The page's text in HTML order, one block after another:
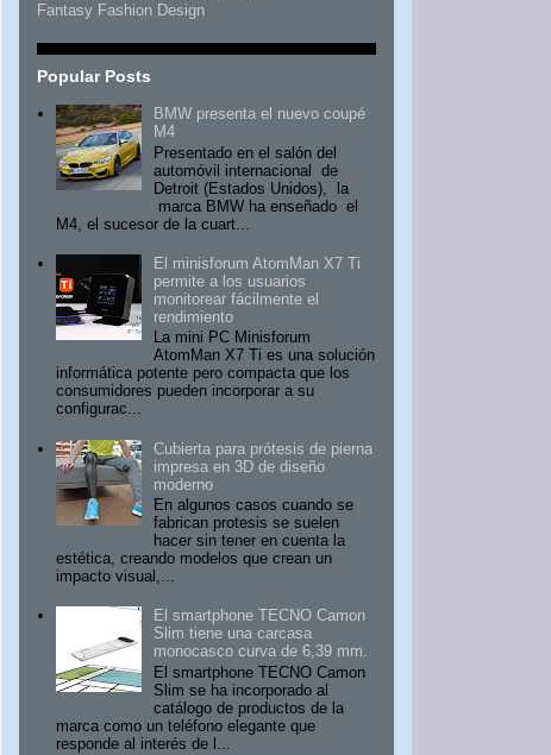
Fantasy Fashion Design
Popular Posts
BMW presenta el nuevo coupé
M4
Presentado en el salón del
automóvil internacional de
Detroit (Estados Unidos), la
marca BMW ha enseñado el
M4, el sucesor de la cuart...
El minisforum AtomMan X7 Ti
permite a los usuarios
monitorear fácilmente el
rendimiento
La mini PC Minisforum
AtomMan X7 Ti es una solución
informática potente pero compacta que los
consumidores pueden incorporar a su
configurac...
Cubierta para prótesis de pierna
impresa en 3D de diseño
moderno
En algunos casos cuando se
fabrican protesis se suelen
hacer sin tener en cuenta la
estética, creando modelos que crean un
impacto visual,...
El smartphone TECNO Camon
Slim tiene una carcasa
monocasco curva de 6,39 mm.
El smartphone TECNO Camon
Slim se ha incorporado al
catálogo de productos de la
marca como un teléfono elegante que
responde al interés de l...